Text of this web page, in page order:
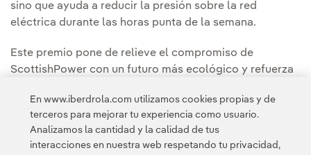
sino que ayuda a reducir la presión sobre la red
eléctrica durante las horas punta de la semana.
Este premio pone de relieve el compromiso de
ScottishPower con un futuro más ecológico y refuerza
energía limpia en el Reino Unido.
Puedes leer la noticia completa en la Sala de
comunicación de ScottishPower.
En www.iberdrola.com utilizamos cookies propias y de
terceros para mejorar tu experiencia como usuario.
Analizamos la cantidad y la calidad de tus
interacciones en nuestra web respetando tu privacidad,